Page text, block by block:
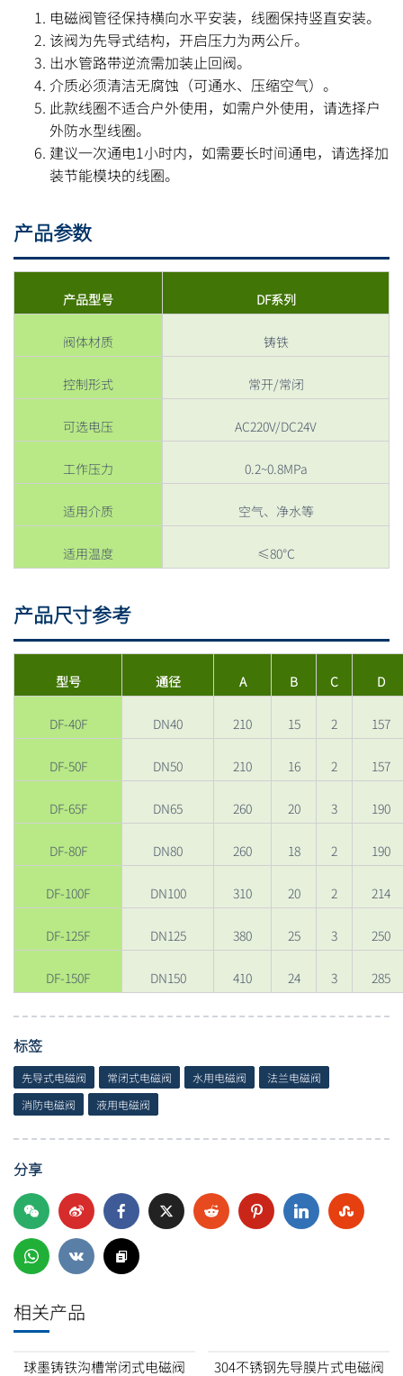
电磁阀管径保持横向水平安装，线圈保持竖直安装。
该阀为先导式结构，开启压力为两公斤。
出水管路带逆流需加装止回阀。
介质必须清洁无腐蚀（可通水、压缩空气）。
此款线圈不适合户外使用，如需户外使用，请选择户
外防水型线圈。
建议一次通电1小时内，如需要长时间通电，请选择加
装节能模块的线圈。
产品参数
产品型号 DF系列
阀体材质 铸铁
控制形式 常开/常闭
可选电压 AC220V/DC24V
工作压力 0.2~0.8MPa
适用介质 空气、净水等
适用温度 ≤80℃
产品尺寸参考
型号 通径 A B C D
DF-40F DN40 210 15 2 157
DF-50F DN50 210 16 2 157
DF-65F DN65 260 20 3 190
DF-80F DN80 260 18 2 190
DF-100F DN100 310 20 2 214
DF-125F DN125 380 25 3 250
DF-150F DN150 410 24 3 285
标签
先导式电磁阀 常闭式电磁阀 水用电磁阀
法兰电磁阀
消防电磁阀
液用电磁阀
分享
相关产品
球墨铸铁沟槽常闭式电磁阀
304不锈钢先导膜片式电磁阀